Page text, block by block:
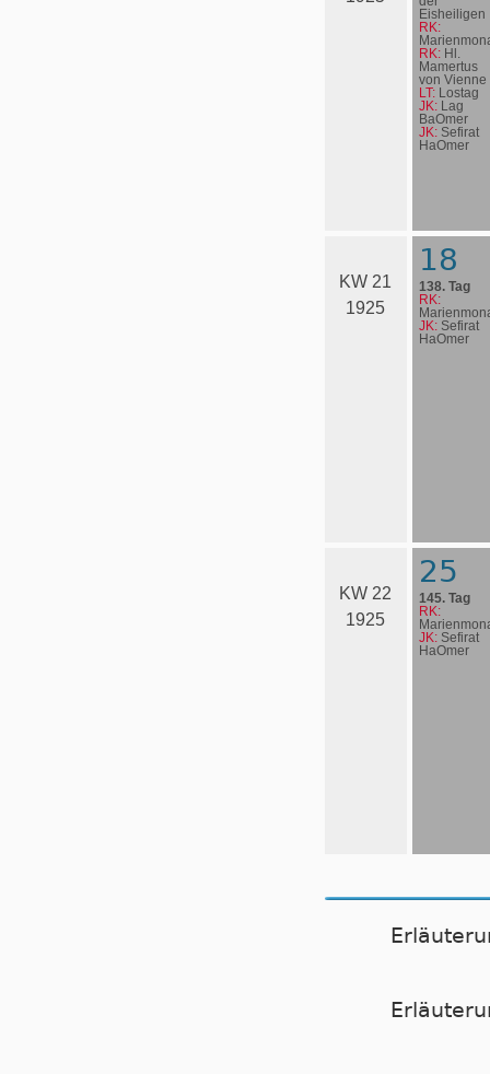
Eisheiligen
RK:
RK: Hl.
Mamertus
von Vienne
LT: Lostag
JK: Lag
BaOmer
JK: Sefirat
HaOmer
KW 21
1925
18
138. Tag
RK:
JK: Sefirat
HaOmer
KW 22
1925
25
145. Tag
RK:
JK: Sefirat
HaOmer